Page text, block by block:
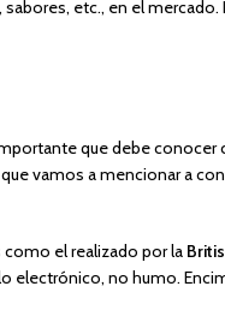
etc., en el
que debe conocer
vamos a mencionar a
el realizado por la
electrónico, no humo.